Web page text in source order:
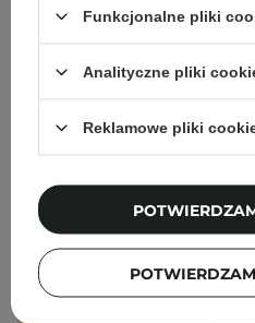
Pielęgnacyjne
Podaj swój adres
Zgadzam się na
Funkcjonalne pliki
Analityczne pliki
Reklamowe pliki